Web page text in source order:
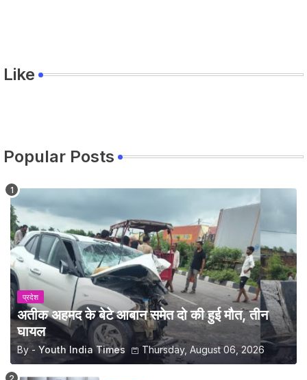
Like
Popular Posts
प्रदेश
अतीक अहमद के बेटे आबान समेत दो की हुई मौत, तीन
घायल
By - Youth India Times Thursday, August 06, 2026